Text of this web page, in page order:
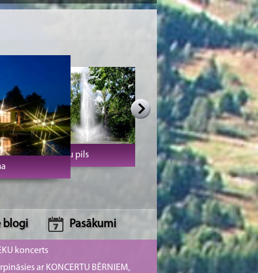
pils
komplekss
blogi Pasākumi
koncerts
ar KONCERTU BĒRNIEM,